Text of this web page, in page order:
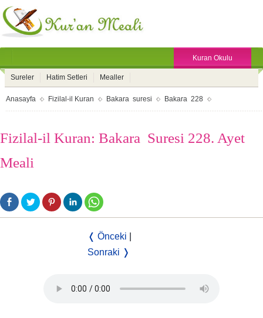
Kuran Okulu
Sureler Hatim Setleri Mealler
Anasayfa Fizilal-il Kuran Bakara suresi Bakara 228
Fizilal-il Kuran: Bakara Suresi 228. Ayet
Meali
❬ Önceki
Sonraki ❭